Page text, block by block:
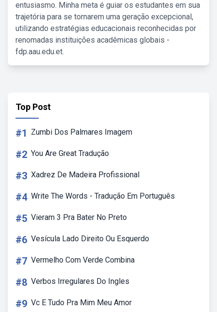
entusiasmo. Minha meta é guiar os estudantes em sua
trajetória para se tornarem uma geração excepcional,
utilizando estratégias educacionais reconhecidas por
renomadas instituições acadêmicas globais -
fdp.aau.edu.et.
Top Post
#1 Zumbi Dos Palmares Imagem
#2 You Are Great Tradução
#3 Xadrez De Madeira Profissional
#4 Write The Words - Tradução Em Português
#5 Vieram 3 Pra Bater No Preto
#6 Vesícula Lado Direito Ou Esquerdo
#7 Vermelho Com Verde Combina
#8 Verbos Irregulares Do Ingles
#9 Vc E Tudo Pra Mim Meu Amor